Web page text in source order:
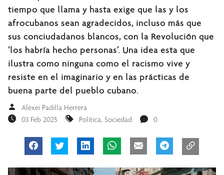
tiempo que llama y hasta exige que las y los
afrocubanos sean agradecidos, incluso más que
sus conciudadanos blancos, con la Revolución que
‘los habría hecho personas’. Una idea esta que
ilustra como ninguna como el racismo vive y
resiste en el imaginario y en las prácticas de
buena parte del pueblo cubano.
Alexei Padilla Herrera
03 Feb 2025
Política, Sociedad 0